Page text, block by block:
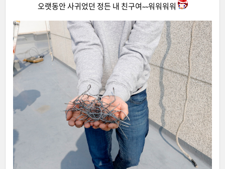
오랫동안 사귀었던 정든 내 친구여~~워워워워